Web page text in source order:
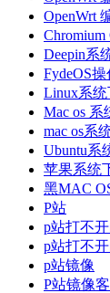
OpenWrt
Deepin系
FydeOS
Linux系统
Mac os 系
mac os系
Ubuntu系
苹果系统
黑MAC
P站
p站打不
p站打不
p站镜像
P站镜像